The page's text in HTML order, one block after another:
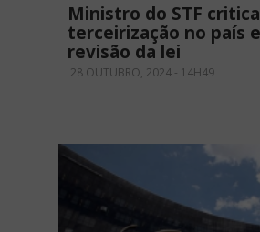
Ministro do STF
terceirização no país
revisão da lei
28 OUTUBRO, 2024 - 14H49